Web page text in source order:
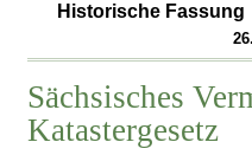
Historische Fassung
Sächsisches
Katastergesetz